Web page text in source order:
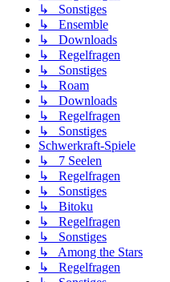
↳ Sonstiges
↳ Ensemble
↳ Downloads
↳ Regelfragen
↳ Sonstiges
↳ Roam
↳ Downloads
↳ Regelfragen
↳ Sonstiges
Schwerkraft-Spiele
↳ 7 Seelen
↳ Regelfragen
↳ Sonstiges
↳ Bitoku
↳ Regelfragen
↳ Sonstiges
↳ Among the Stars
↳ Regelfragen